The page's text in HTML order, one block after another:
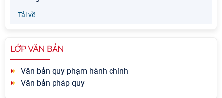
Tải về
LỚP VĂN BẢN
Văn bản quy phạm hành chính
Văn bản pháp quy